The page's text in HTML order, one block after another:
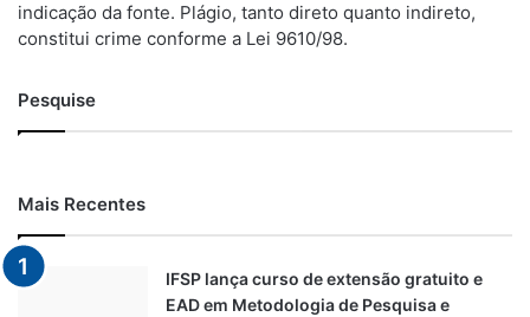
indicação da fonte. Plágio, tanto direto quanto indireto,
constitui crime conforme a Lei 9610/98.
Pesquise
Mais Recentes
IFSP lança curso de extensão gratuito e
EAD em Metodologia de Pesquisa e